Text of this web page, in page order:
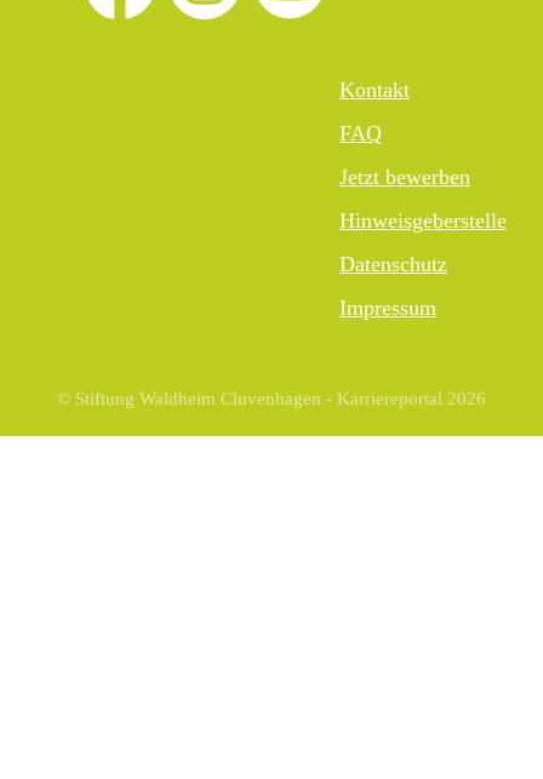
Kontakt
FAQ
Jetzt bewerben
Hinweisgeberstelle
Datenschutz
Impressum
© Stiftung Waldheim Cluvenhagen - Karriereportal 2026